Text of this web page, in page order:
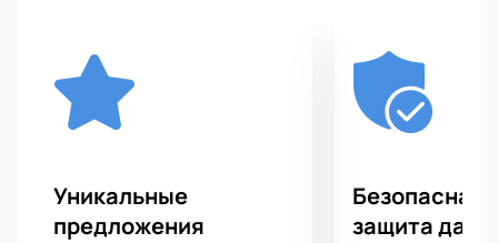
Уникальные
предложения
Безопасная
защита